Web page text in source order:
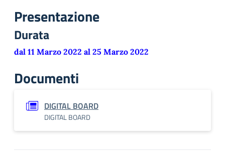
Presentazione
Durata
dal 11 Marzo 2022 al 25 Marzo 2022
Documenti
DIGITAL BOARD
DIGITAL BOARD